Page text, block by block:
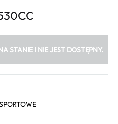
STANIE I NIE JEST DOSTĘPNY.
SPORTOWE